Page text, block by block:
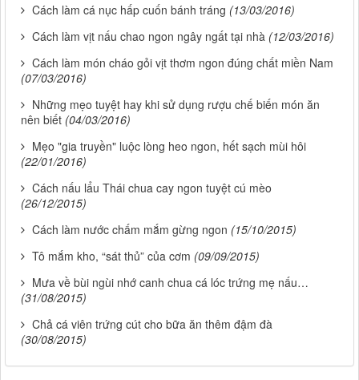
Cách làm cá nục hấp cuốn bánh tráng (13/03/2016)
Cách làm vịt nấu chao ngon ngây ngất tại nhà (12/03/2016)
Cách làm món cháo gỏi vịt thơm ngon đúng chất miền Nam
(07/03/2016)
Những mẹo tuyệt hay khi sử dụng rượu chế biến món ăn
nên biết (04/03/2016)
Mẹo "gia truyền" luộc lòng heo ngon, hết sạch mùi hôi
(22/01/2016)
Cách nấu lẩu Thái chua cay ngon tuyệt cú mèo
(26/12/2015)
Cách làm nước chấm mắm gừng ngon (15/10/2015)
Tô mắm kho, “sát thủ” của cơm (09/09/2015)
Mưa về bùi ngùi nhớ canh chua cá lóc trứng mẹ nấu…
(31/08/2015)
Chả cá viên trứng cút cho bữa ăn thêm đậm đà
(30/08/2015)